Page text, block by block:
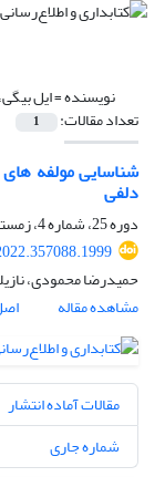
نویسنده =ایل
تعداد مقالات: 1
شناسایی مولفه
دلفی
دوره 25، شماره 4، زمستان 1401، صفحه
حمیدرضا محمودی،
مشاهده مقاله
مقالات آماده انتشار
شماره جاری